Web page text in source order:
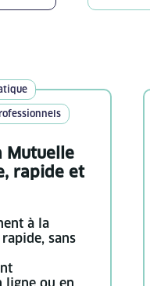
Mutuelle
rapide et
à la
sans